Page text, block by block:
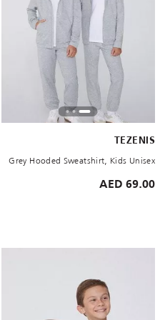
TEZENIS
Grey Hooded Sweatshirt, Kids Unisex
69.00 AED